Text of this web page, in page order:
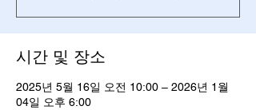
시간 및 장소
2025년 5월 16일 오전 10:00 – 2026년 1월
04일 오후 6:00